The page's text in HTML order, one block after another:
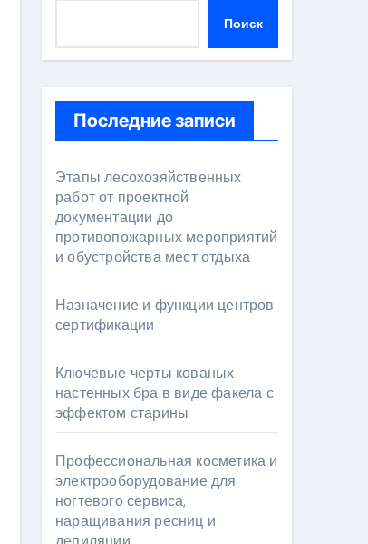
Поиск
Последние записи
Этапы лесохозяйственных
работ от проектной
документации до
противопожарных мероприятий
и обустройства мест отдыха
Назначение и функции центров
сертификации
Ключевые черты кованых
настенных бра в виде факела с
эффектом старины
Профессиональная косметика и
электрооборудование для
ногтевого сервиса,
наращивания ресниц и